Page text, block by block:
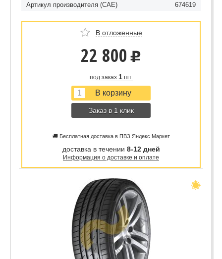
Артикул производителя (CAE)
674619
В отложенные
22 800 u
под заказ 1шт.
Заказ в 1 клик
🚚 Бесплатная доставка в ПВЗ Яндекс Маркет
доставка в течении 8-12 дней
Информация о доставке и оплате